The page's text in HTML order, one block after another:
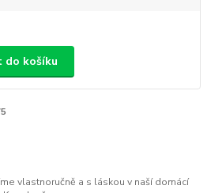
do košíku
vlastnoručně a s láskou v naší domácí